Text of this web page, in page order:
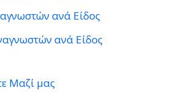
ανά Είδος
ανά Είδος
Μαζί μας